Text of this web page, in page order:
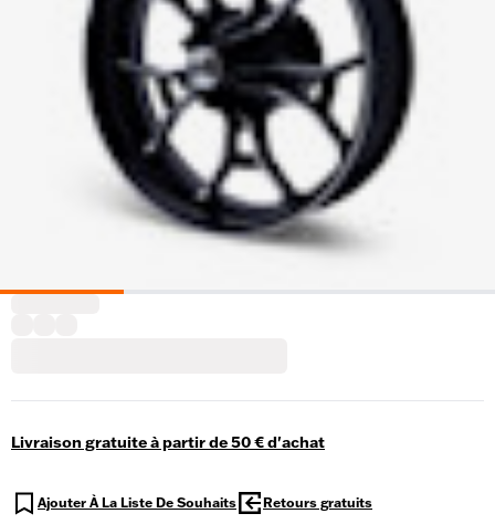
Livraison gratuite à partir de 50 € d'achat
Ajouter À La Liste De Souhaits Retours gratuits